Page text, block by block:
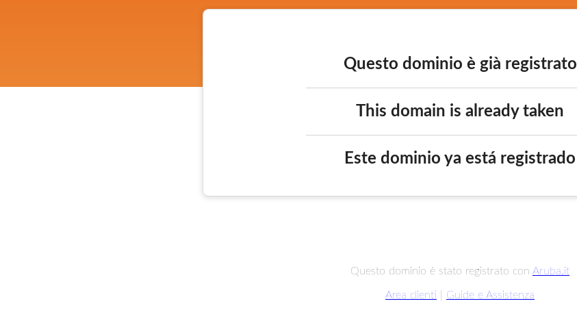
Questo dominio è già registrato
This domain is already taken
Este dominio ya está registrado
Questo dominio è stato registrato con Aruba.it
Area clienti Guide e Assistenza